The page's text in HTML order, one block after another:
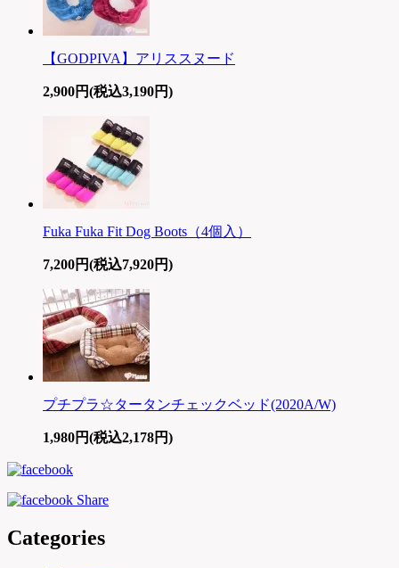
【GODPIVA】アリススヌード
2,900円(税込3,190円)
Fuka Fuka Fit Dog Boots（4個入）
7,200円(税込7,920円)
プチプラ☆タータンチェックベッド(2020A/W)
1,980円(税込2,178円)
Categories